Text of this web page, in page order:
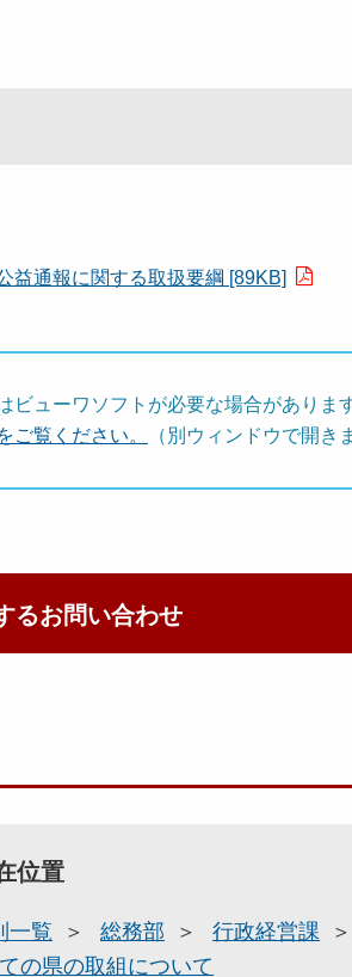
益通報に関する取扱要綱 [89KB]
ビューワソフトが必要な場合があります
ご覧ください。
（別ウィンドウで開き
るお問い合わせ
位置
一覧 総務部 行政経営課
の県の取組について